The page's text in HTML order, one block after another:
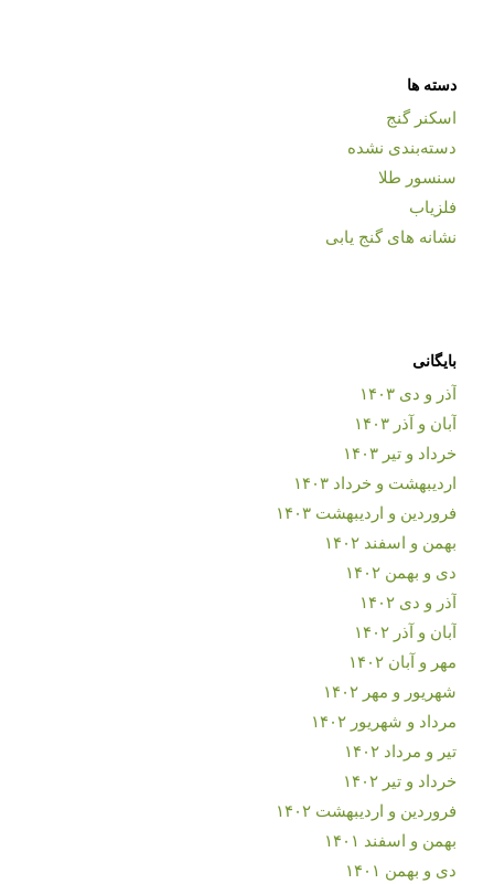
دسته ها
اسکنر گنج
دسته‌بندی نشده
سنسور طلا
فلزیاب
نشانه های گنج یابی
بایگانی
آذر و دی ۱۴۰۳
آبان و آذر ۱۴۰۳
خرداد و تیر ۱۴۰۳
اردیبهشت و خرداد ۱۴۰۳
فروردین و اردیبهشت ۱۴۰۳
بهمن و اسفند ۱۴۰۲
دی و بهمن ۱۴۰۲
آذر و دی ۱۴۰۲
آبان و آذر ۱۴۰۲
مهر و آبان ۱۴۰۲
شهریور و مهر ۱۴۰۲
مرداد و شهریور ۱۴۰۲
تیر و مرداد ۱۴۰۲
خرداد و تیر ۱۴۰۲
فروردین و اردیبهشت ۱۴۰۲
بهمن و اسفند ۱۴۰۱
دی و بهمن ۱۴۰۱